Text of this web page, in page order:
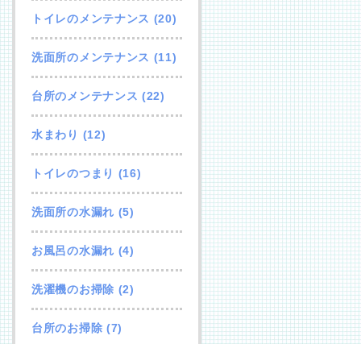
トイレのメンテナンス (20)
洗面所のメンテナンス (11)
台所のメンテナンス (22)
水まわり (12)
トイレのつまり (16)
洗面所の水漏れ (5)
お風呂の水漏れ (4)
洗濯機のお掃除 (2)
台所のお掃除 (7)